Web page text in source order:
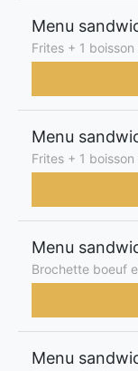
Menu
Frites + 1
Menu
Frites + 1
Menu
Brochette boeuf
Menu